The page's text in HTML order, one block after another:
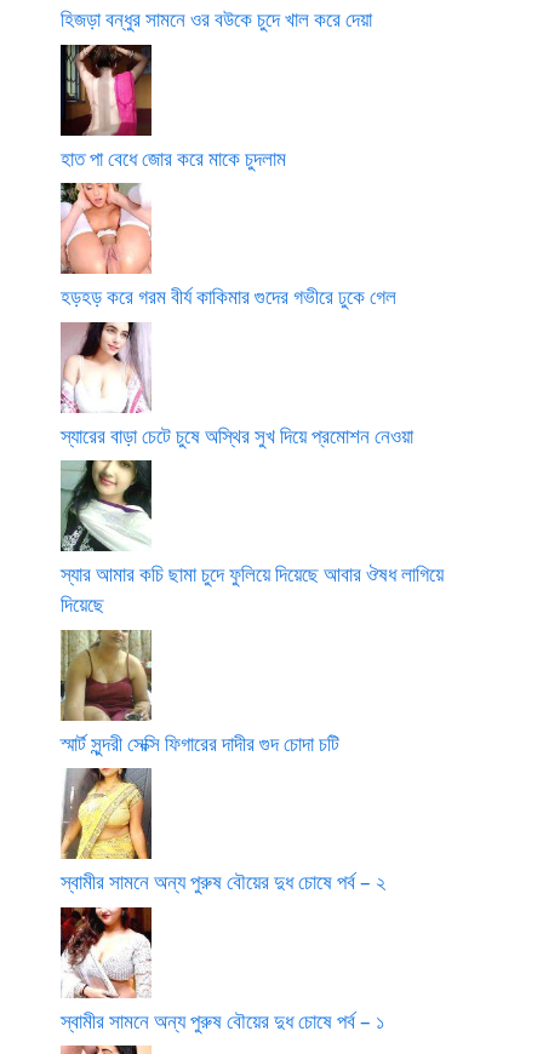
হিজড়া বন্ধুর সামনে ওর বউকে চুদে খাল করে দেয়া
হাত পা বেধে জোর করে মাকে চুদলাম
হড়হড় করে গরম বীর্য কাকিমার গুদের গভীরে ঢুকে গেল
স্যারের বাড়া চেটে চুষে অস্থির সুখ দিয়ে প্রমোশন নেওয়া
স্যার আমার কচি ছামা চুদে ফুলিয়ে দিয়েছে আবার ঔষধ লাগিয়ে
দিয়েছে
স্মার্ট সুন্দরী সেক্সি ফিগারের দাদীর গুদ চোদা চটি
স্বামীর সামনে অন্য পুরুষ বৌয়ের দুধ চোষে পর্ব – ২
স্বামীর সামনে অন্য পুরুষ বৌয়ের দুধ চোষে পর্ব – ১